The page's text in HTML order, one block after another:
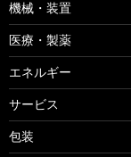
機械・装置
医療・製薬
エネルギー
サービス
包装